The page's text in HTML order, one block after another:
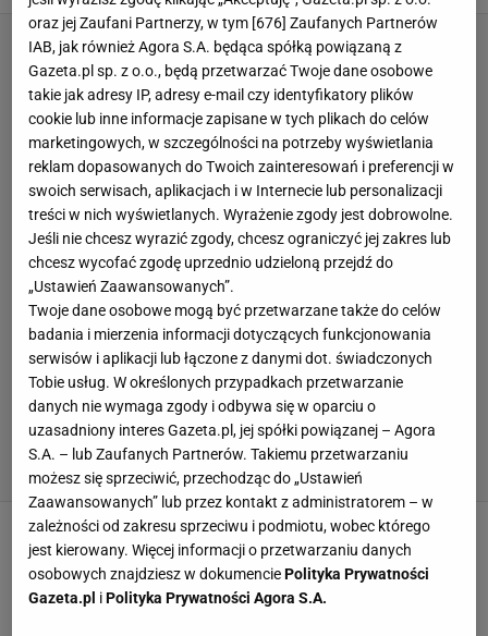
Tylko jeden stopień, a kilkaset złotych w
kieszeni. Tak ogrzewanie wpływa na twoje
rachunki
OGRZEWANIE OGRZEWANIE DOMU
OSZCZĘDZANIE
RACHUNKI ZA OGRZEWANIE
oraz jej Zaufani Partnerzy, w tym [676] Zaufanych Partnerów
IAB, jak również Agora S.A. będąca spółką powiązaną z
Gazeta.pl sp. z o.o., będą przetwarzać Twoje dane osobowe
takie jak adresy IP, adresy e-mail czy identyfikatory plików
cookie lub inne informacje zapisane w tych plikach do celów
marketingowych, w szczególności na potrzeby wyświetlania
reklam dopasowanych do Twoich zainteresowań i preferencji w
swoich serwisach, aplikacjach i w Internecie lub personalizacji
treści w nich wyświetlanych. Wyrażenie zgody jest dobrowolne.
Jeśli nie chcesz wyrazić zgody, chcesz ograniczyć jej zakres lub
chcesz wycofać zgodę uprzednio udzieloną przejdź do
„Ustawień Zaawansowanych”.
Twoje dane osobowe mogą być przetwarzane także do celów
badania i mierzenia informacji dotyczących funkcjonowania
serwisów i aplikacji lub łączone z danymi dot. świadczonych
Tobie usług. W określonych przypadkach przetwarzanie
danych nie wymaga zgody i odbywa się w oparciu o
uzasadniony interes Gazeta.pl, jej spółki powiązanej – Agora
S.A. – lub Zaufanych Partnerów. Takiemu przetwarzaniu
możesz się sprzeciwić, przechodząc do „Ustawień
Zaawansowanych” lub przez kontakt z administratorem – w
zależności od zakresu sprzeciwu i podmiotu, wobec którego
jest kierowany. Więcej informacji o przetwarzaniu danych
osobowych znajdziesz w dokumenciePolityka Prywatności
Gazeta.pl iPolityka Prywatności Agora S.A.